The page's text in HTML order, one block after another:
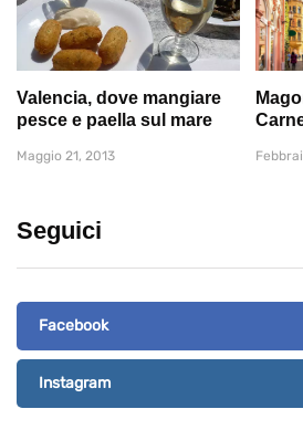
Valencia, dove mangiare
pesce e paella sul mare
Maggio 21, 2013
Seguici
Facebook
Instagram